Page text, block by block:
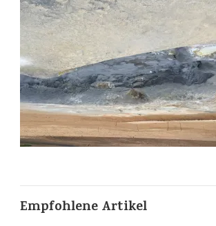
Empfohlene Artikel